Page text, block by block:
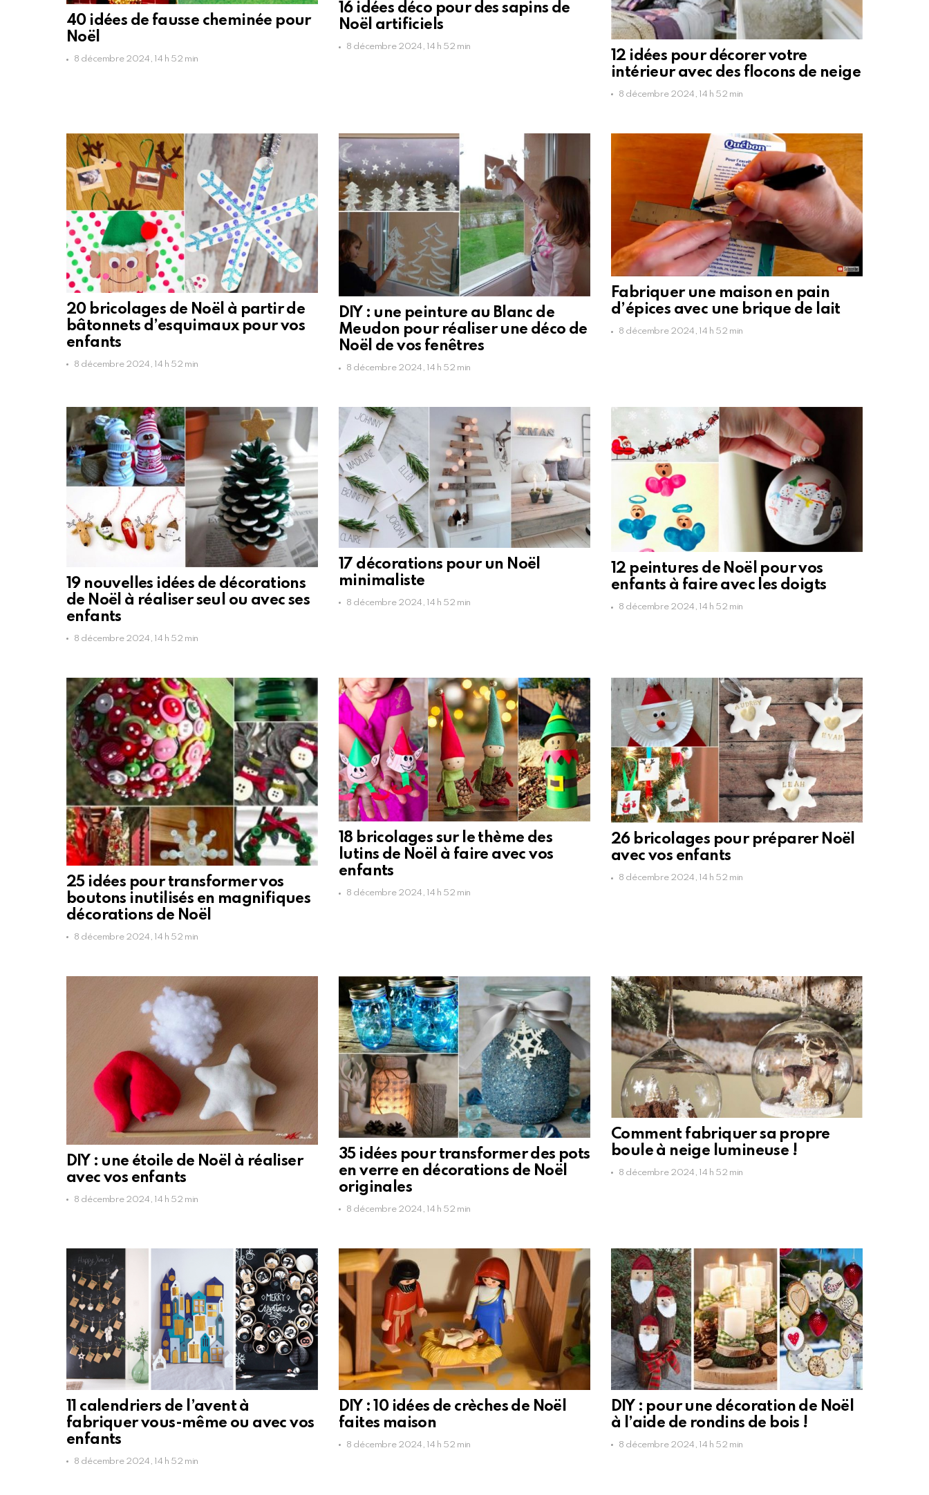
40 idées de fausse cheminée pour
Noël
8 décembre 2024, 14 h 52 min
16 idées déco pour des sapins de
Noël artificiels
8 décembre 2024, 14 h 52 min
12 idées pour décorer votre
intérieur avec des flocons de neige
8 décembre 2024, 14 h 52 min
20 bricolages de Noël à partir de
bâtonnets d’esquimaux pour vos
enfants
8 décembre 2024, 14 h 52 min
DIY : une peinture au Blanc de
Meudon pour réaliser une déco de
Noël de vos fenêtres
8 décembre 2024, 14 h 52 min
Fabriquer une maison en pain
d’épices avec une brique de lait
8 décembre 2024, 14 h 52 min
19 nouvelles idées de décorations
de Noël à réaliser seul ou avec ses
enfants
8 décembre 2024, 14 h 52 min
17 décorations pour un Noël
minimaliste
8 décembre 2024, 14 h 52 min
12 peintures de Noël pour vos
enfants à faire avec les doigts
8 décembre 2024, 14 h 52 min
25 idées pour transformer vos
boutons inutilisés en magnifiques
décorations de Noël
8 décembre 2024, 14 h 52 min
18 bricolages sur le thème des
lutins de Noël à faire avec vos
enfants
8 décembre 2024, 14 h 52 min
26 bricolages pour préparer Noël
avec vos enfants
8 décembre 2024, 14 h 52 min
DIY : une étoile de Noël à réaliser
avec vos enfants
8 décembre 2024, 14 h 52 min
35 idées pour transformer des pots
en verre en décorations de Noël
originales
8 décembre 2024, 14 h 52 min
Comment fabriquer sa propre
boule à neige lumineuse !
8 décembre 2024, 14 h 52 min
11 calendriers de l’avent à
fabriquer vous-même ou avec vos
enfants
8 décembre 2024, 14 h 52 min
DIY : 10 idées de crèches de Noël
faites maison
8 décembre 2024, 14 h 52 min
DIY : pour une décoration de Noël
à l’aide de rondins de bois !
8 décembre 2024, 14 h 52 min